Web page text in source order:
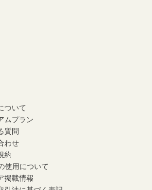
ついて
ムプラン
質問
わせ
約
使用について
掲載情報